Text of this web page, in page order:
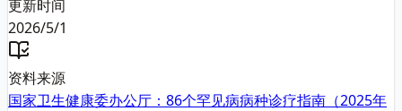
更新时间
2026/5/1
资料来源
国家卫生健康委办公厅：86个罕见病病种诊疗指南（2025年